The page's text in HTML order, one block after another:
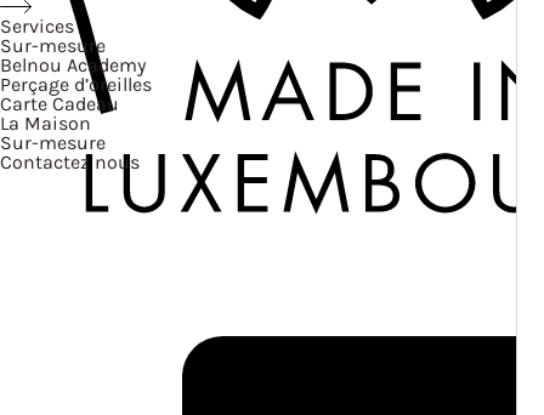
Services
Sur-mesure
Belnou Academy
Perçage d’oreilles
Carte Cadeau
La Maison
Sur-mesure
Contactez nous